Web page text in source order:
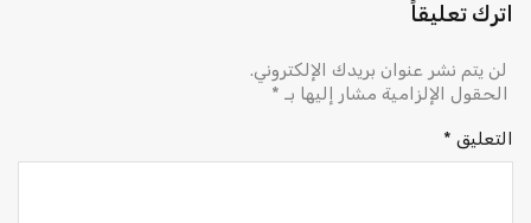
اترك تعليقاً
لن يتم نشر عنوان بريدك الإلكتروني.
الحقول الإلزامية مشار إليها بـ *
التعليق *